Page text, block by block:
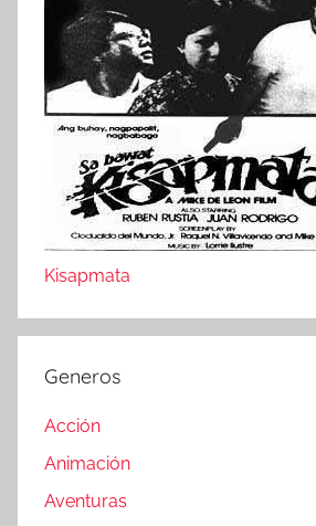
Kisapmata
Generos
Acción
Animación
Aventuras